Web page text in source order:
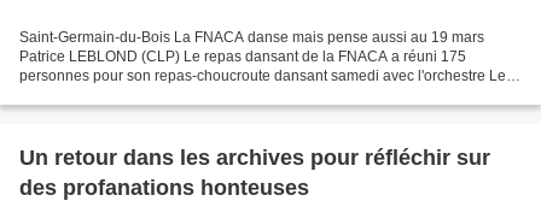
Saint-Germain-du-Bois La FNACA danse mais pense aussi au 19 mars
Patrice LEBLOND (CLP) Le repas dansant de la FNACA a réuni 175
personnes pour son repas-choucroute dansant samedi avec l'orchestre Les
Un retour dans les archives pour réfléchir sur
des profanations honteuses